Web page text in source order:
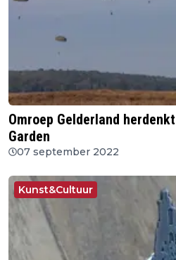
Omroep Gelderland
Garden
07 september 2022
Kunst&Cultuur